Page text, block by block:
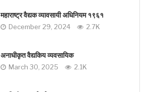
महाराष्ट्र वैद्यक व्यावसायी अधिनियम १९६१
December 29, 2024 2.7K
अनाधीकृत वैद्यकिय व्यवसायिक
March 30, 2025 2.1K